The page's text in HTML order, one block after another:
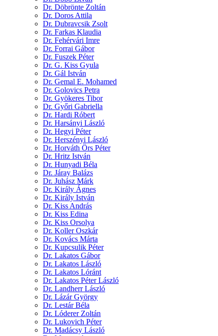
Dr. Döbrönte Zoltán
Dr. Doros Attila
Dr. Dubravcsik Zsolt
Dr. Farkas Klaudia
Dr. Fehérvári Imre
Dr. Forrai Gábor
Dr. Fuszek Péter
Dr. G. Kiss Gyula
Dr. Gál István
Dr. Gemal E. Mohamed
Dr. Golovics Petra
Dr. Gyökeres Tibor
Dr. Győri Gabriella
Dr. Hardi Róbert
Dr. Harsányi László
Dr. Hegyi Péter
Dr. Herszényi László
Dr. Horváth Örs Péter
Dr. Hritz István
Dr. Hunyadi Béla
Dr. Járay Balázs
Dr. Juhász Márk
Dr. Király Ágnes
Dr. Király István
Dr. Kiss András
Dr. Kiss Edina
Dr. Kiss Orsolya
Dr. Koller Oszkár
Dr. Kovács Márta
Dr. Kupcsulik Péter
Dr. Lakatos Gábor
Dr. Lakatos László
Dr. Lakatos Lóránt
Dr. Lakatos Péter László
Dr. Landherr László
Dr. Lázár György
Dr. Lestár Béla
Dr. Lóderer Zoltán
Dr. Lukovich Péter
Dr. Madácsy László